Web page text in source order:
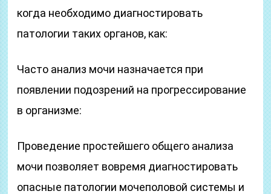
когда необходимо диагностировать
патологии таких органов, как:
Часто анализ мочи назначается при
появлении подозрений на прогрессирование
в организме:
Проведение простейшего общего анализа
мочи позволяет вовремя диагностировать
опасные патологии мочеполовой системы и